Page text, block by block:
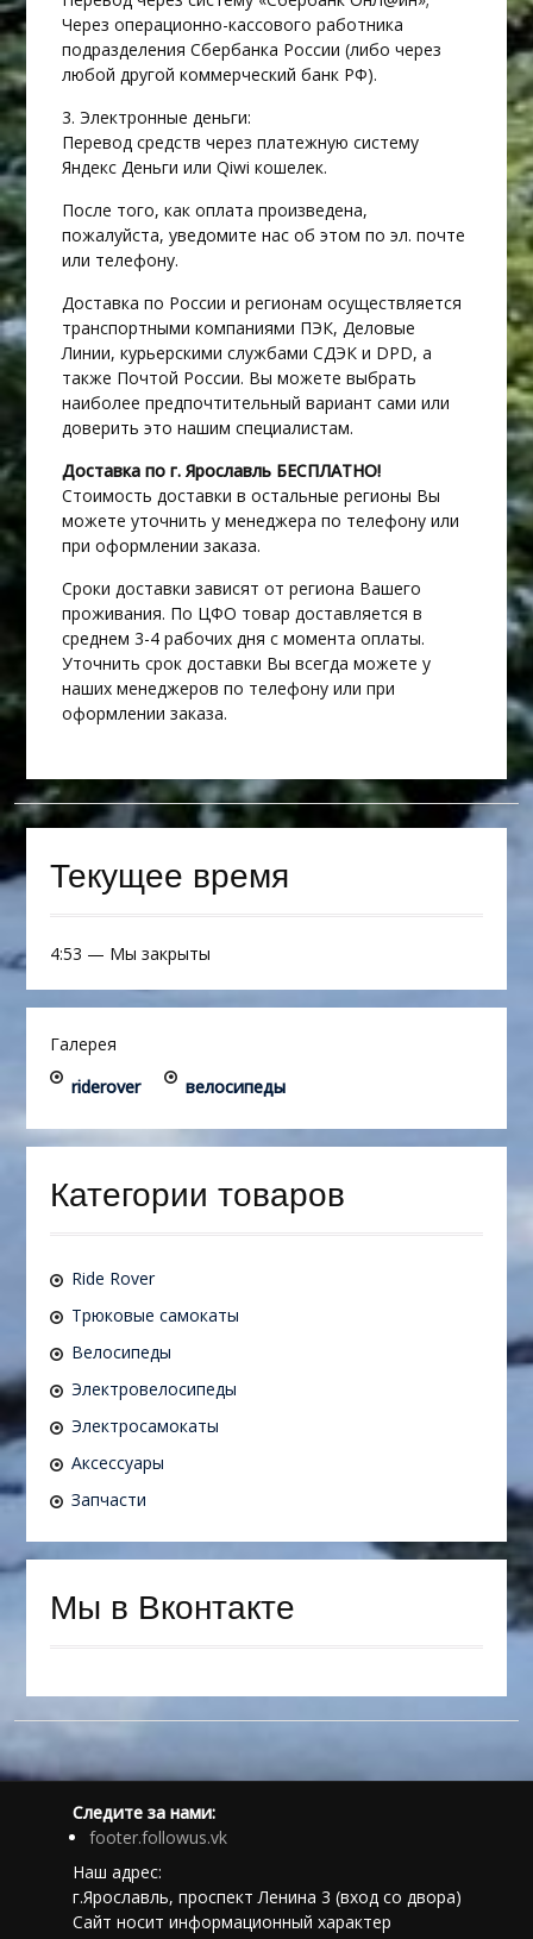
Через операционно-кассового работника
подразделения Сбербанка России (либо через
любой другой коммерческий банк РФ).
3. Электронные деньги:
Перевод средств через платежную систему
Яндекс Деньги или Qiwi кошелек.
После того, как оплата произведена,
пожалуйста, уведомите нас об этом по эл. почте
или телефону.
Доставка по России и регионам осуществляется
транспортными компаниями ПЭК, Деловые
Линии, курьерскими службами СДЭК и DPD, а
также Почтой России. Вы можете выбрать
наиболее предпочтительный вариант сами или
доверить это нашим специалистам.
Доставка по г. Ярославль БЕСПЛАТНО!
Стоимость доставки в остальные регионы Вы
можете уточнить у менеджера по телефону или
при оформлении заказа.
Сроки доставки зависят от региона Вашего
проживания. По ЦФО товар доставляется в
среднем 3-4 рабочих дня с момента оплаты.
Уточнить срок доставки Вы всегда можете у
наших менеджеров по телефону или при
оформлении заказа.
Текущее время
4:53 — Мы закрыты
Галерея
riderover
велосипеды
Категории товаров
Ride Rover
Трюковые самокаты
Велосипеды
Электровелосипеды
Электросамокаты
Аксессуары
Запчасти
Мы в Вконтакте
Следите за нами:
footer.followus.vk
Наш адрес:
г.Ярославль, проспект Ленина 3 (вход со двора)
Сайт носит информационный характер